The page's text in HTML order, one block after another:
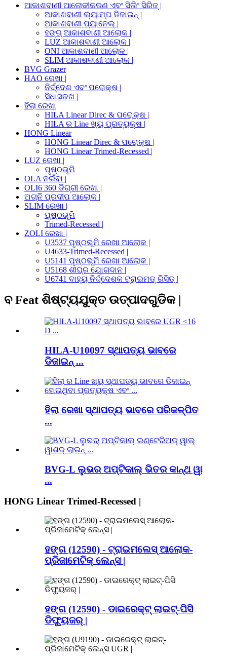
ଆକାଶବାଣୀ ଆଲୋକୀକରଣ ଏବଂ ସିଲିଂ ସିରିଜ୍ |
ଆକାଶବାଣୀ ଲ୍ୟାମ୍ପ ଡିଜାଇନ୍ |
ଆକାଶବାଣୀ ପ୍ୟାନେଲ୍ |
ହଙ୍ଗ୍ ଆକାଶବାଣୀ ଆଲୋକ |
LUZ ଆକାଶବାଣୀ ଆଲୋକ |
ONI ଆକାଶବାଣୀ ଆଲୋକ |
SLIM ଆକାଶବାଣୀ ଆଲୋକ |
BVG Grazer
HAO ରେଖା |
ନିର୍ଦ୍ଦେଶ ଏବଂ ପରୋକ୍ଷ |
ସିଧାସଳଖ |
ହିଲା ରେଖା
HILA Linear Direc & ପରୋକ୍ଷ |
HILA ର Line ଖ୍ୟ ପ୍ରତ୍ୟକ୍ଷ |
HONG Linear
HONG Linear Direc & ପରୋକ୍ଷ |
HONG Linear Trimed-Recessed |
LUZ ରେଖା |
ପୃଷ୍ଠଭୂମି
OLA ନଇଁବା |
OLI6 360 ଡିଗ୍ରୀ ରେଖା |
ଅଗ୍ନି ପ୍ରଦୀପ ଆଲୋକ |
SLIM ରେଖା |
ପୃଷ୍ଠଭୂମି
Trimed-Recessed |
ZOLI ରେଖା |
U3537 ପୃଷ୍ଠଭୂମି ରେଖା ଆଲୋକ |
U4633-Trimed-Recessed |
U5141 ପୃଷ୍ଠଭୂମି ରେଖା ଆଲୋକ |
U5168 ଶୀଘ୍ର ଯୋଗଦାନ |
U6741 ବାହ୍ୟ ନିର୍ଦ୍ଦେଶକ ଟ୍ରାଇମଡ୍ ରିସିଡ୍ |
ବ Feat ଶିଷ୍ଟ୍ୟଯୁକ୍ତ ଉତ୍ପାଦଗୁଡିକ |
HILA-U10097 ସ୍ଥାପତ୍ୟ ଭାବରେ
ଡିଜାଇନ୍ ...
ହିଲା ରେଖା ସ୍ଥାପତ୍ୟ ଭାବରେ ପରିକଳ୍ପିତ
...
BVG-L ଲୁଭର ଅପ୍ଟିକାଲ୍ ଭିତର କାନ୍ଥ ୱା
...
HONG Linear Trimed-Recessed |
ହଙ୍ଗ (12590) - ଟ୍ରାଇମଲେସ୍ ଆଲୋକ-
ପ୍ରିଜାମେଟିକ୍ ଲେନ୍ସ |
ହଙ୍ଗ (12590) - ଡାଇରେକ୍ଟ୍ ଲାଇଟ୍-ପିସି
ଡିଫ୍ୟୁଜର୍ |